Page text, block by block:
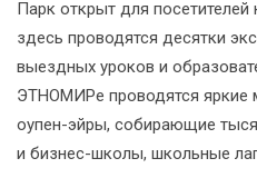
Парк открыт для
здесь проводятся десятки
выездных уроков и
ЭТНОМИРе проводятся яркие
оупен-эйры, собирающие
и бизнес-школы, школьные